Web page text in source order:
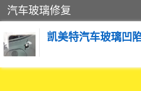
汽车玻璃修复
凯美特汽车玻璃凹